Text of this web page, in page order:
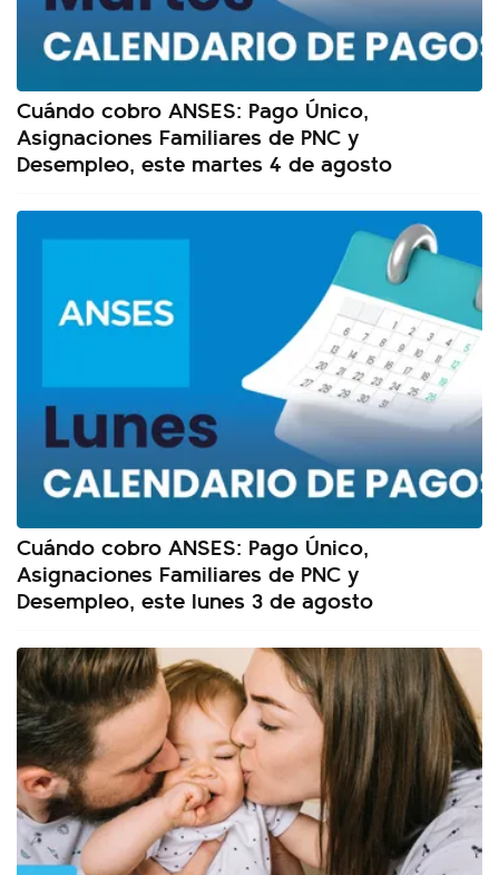
Cuándo cobro ANSES: Pago Único,
Asignaciones Familiares de PNC y
Desempleo, este martes 4 de agosto
Cuándo cobro ANSES: Pago Único,
Asignaciones Familiares de PNC y
Desempleo, este lunes 3 de agosto